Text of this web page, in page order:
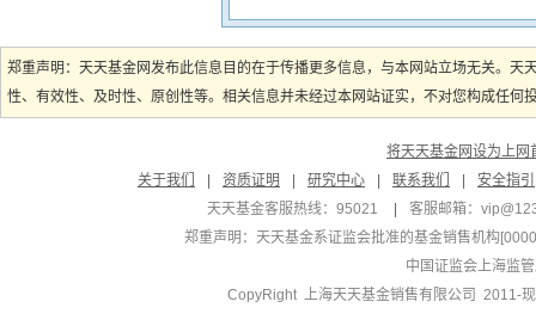
郑重声明：天天基金网发布此信息目的在于传播更多信息，与本网站立场无关。
性、有效性、及时性、原创性等。相关信息并未经过本网站证实，不对您构成任
将天天基金网设为上网
关于我们
资质证明 研究中心 联系我们
安全指引
天天基金客服热线：95021
客服邮箱：
郑重声明： 天天基金系证监会批准的基金销售机构
中国证监会上海监
CopyRight 上海天天基金销售有限公司 2011-